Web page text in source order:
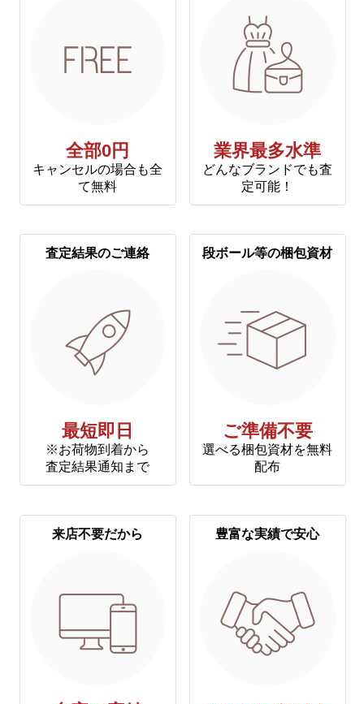
全部0円
キャンセルの場合も全
て無料
業界最多水準
どんなブランドでも査
定可能！
査定結果のご連絡
最短即日
※お荷物到着から
査定結果通知まで
段ボール等の梱包資材
ご準備不要
選べる梱包資材を無料
配布
来店不要だから 豊富な実績で安心